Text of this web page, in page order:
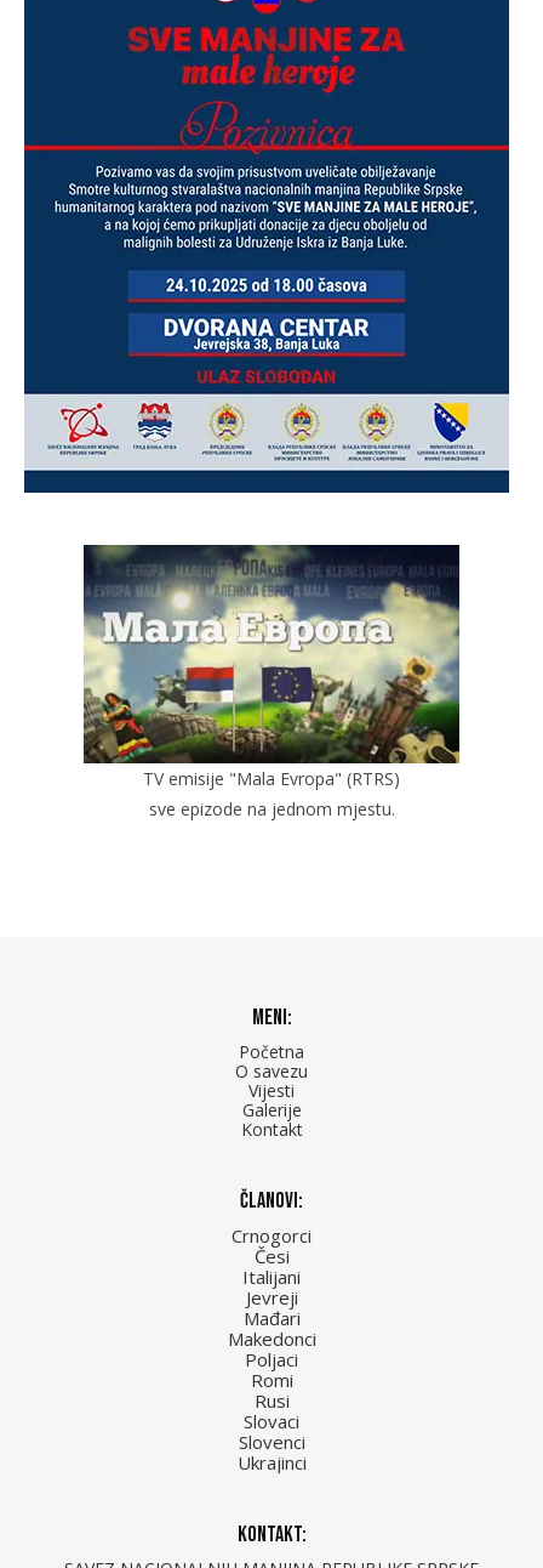
TV emisije "Mala Evropa" (RTRS)
sve epizode na jednom mjestu.
Meni:
Početna
O savezu
Vijesti
Galerije
Kontakt
Članovi:
Crnogorci
Česi
Italijani
Jevreji
Mađari
Makedonci
Poljaci
Romi
Rusi
Slovaci
Slovenci
Ukrajinci
Kontakt: